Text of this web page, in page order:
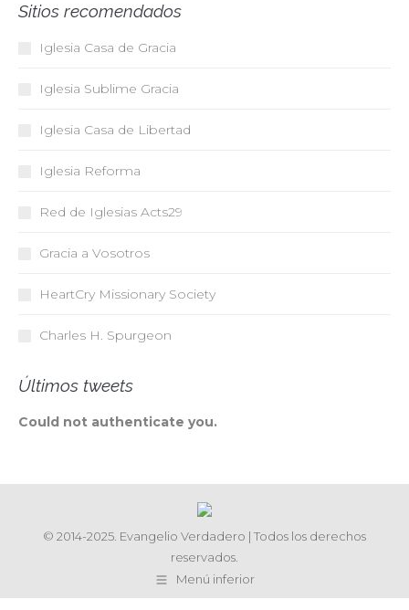
Sitios recomendados
Iglesia Casa de Gracia
Iglesia Sublime Gracia
Iglesia Casa de Libertad
Iglesia Reforma
Red de Iglesias Acts29
Gracia a Vosotros
HeartCry Missionary Society
Charles H. Spurgeon
Últimos tweets
Could not authenticate you.
© 2014-2025. Evangelio Verdadero | Todos los derechos
reservados.
Menú inferior